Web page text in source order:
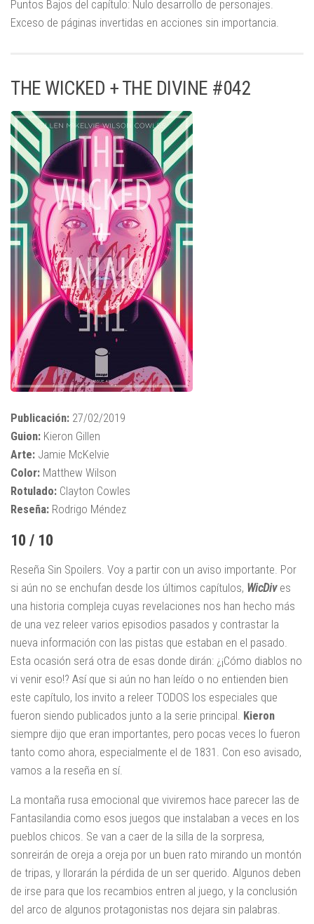
Puntos Bajos del capítulo: Nulo desarrollo de personajes.
Exceso de páginas invertidas en acciones sin importancia.
THE WICKED + THE DIVINE #042
Publicación: 27/02/2019
Guion: Kieron Gillen
Arte: Jamie McKelvie
Color: Matthew Wilson
Rotulado: Clayton Cowles
Reseña: Rodrigo Méndez
10 / 10
Reseña Sin Spoilers. Voy a partir con un aviso importante. Por
si aún no se enchufan desde los últimos capítulos, WicDives
una historia compleja cuyas revelaciones nos han hecho más
de una vez releer varios episodios pasados y contrastar la
nueva información con las pistas que estaban en el pasado.
Esta ocasión será otra de esas donde dirán: ¿¡Cómo diablos no
vi venir eso!? Así que si aún no han leído o no entienden bien
este capítulo, los invito a releer TODOS los especiales que
fueron siendo publicados junto a la serie principal. Kieron
siempre dijo que eran importantes, pero pocas veces lo fueron
tanto como ahora, especialmente el de 1831. Con eso avisado,
vamos a la reseña en sí.
La montaña rusa emocional que viviremos hace parecer las de
Fantasilandia como esos juegos que instalaban a veces en los
pueblos chicos. Se van a caer de la silla de la sorpresa,
sonreirán de oreja a oreja por un buen rato mirando un montón
de tripas, y llorarán la pérdida de un ser querido. Algunos deben
de irse para que los recambios entren al juego, y la conclusión
del arco de algunos protagonistas nos dejara sin palabras.